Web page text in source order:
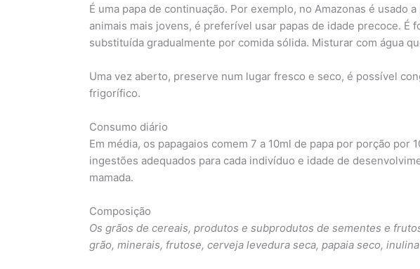
É uma papa de continuação. Por exemplo, no Amazonas é usado
animais mais jovens, é preferível usar papas de idade precoce. É
substituída gradualmente por comida sólida. Misturar com água
Uma vez aberto, preserve num lugar fresco e seco, é possível
frigorífico.
Consumo diário
Em média, os papagaios comem 7 a 10ml de papa por porção
ingestões adequados para cada indivíduo e idade de
mamada.
Composição
Os grãos de cereais, produtos e subprodutos de sementes e
grão, minerais, frutose, cerveja levedura seca, papaia seco, inulina